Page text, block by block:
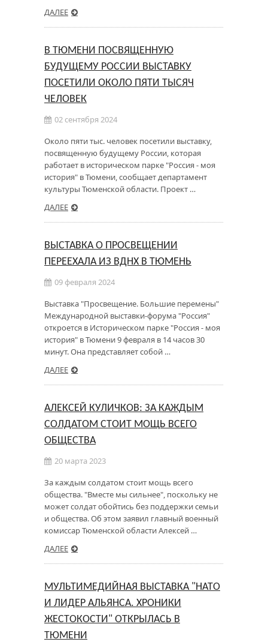
ДАЛЕЕ
В ТЮМЕНИ ПОСВЯЩЕННУЮ
БУДУЩЕМУ РОССИИ ВЫСТАВКУ
ПОСЕТИЛИ ОКОЛО ПЯТИ ТЫСЯЧ
ЧЕЛОВЕК
02 сентября 2024
Около пяти тыс. человек посетили выставку,
посвященную будущему России, которая
работает в историческом парке "Россия - моя
история" в Тюмени, сообщает департамент
культуры Тюменской области. Проект …
ДАЛЕЕ
ВЫСТАВКА О ПРОСВЕЩЕНИИ
ПЕРЕЕХАЛА ИЗ ВДНХ В ТЮМЕНЬ
09 февраля 2024
Выставка "Просвещение. Большие перемены"
Международной выставки-форума "Россия"
откроется в Историческом парке "Россия - моя
история" в Тюмени 9 февраля в 14 часов 30
минут. Она представляет собой …
ДАЛЕЕ
АЛЕКСЕЙ КУЛИЧКОВ: ЗА КАЖДЫМ
СОЛДАТОМ СТОИТ МОЩЬ ВСЕГО
ОБЩЕСТВА
20 марта 2023
За каждым солдатом стоит мощь всего
общества. "Вместе мы сильнее", поскольку не
может солдат обойтись без поддержки семьи
и общества. Об этом заявил главный военный
комиссар Тюменской области Алексей …
ДАЛЕЕ
МУЛЬТИМЕДИЙНАЯ ВЫСТАВКА "НАТО
И ЛИДЕР АЛЬЯНСА. ХРОНИКИ
ЖЕСТОКОСТИ" ОТКРЫЛАСЬ В
ТЮМЕНИ